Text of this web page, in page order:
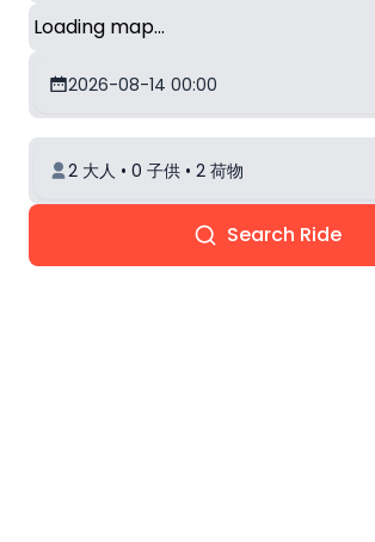
Loading map...
2026-08-14 00:00
2 大人 • 0 子供 • 2 荷物
Search Ride